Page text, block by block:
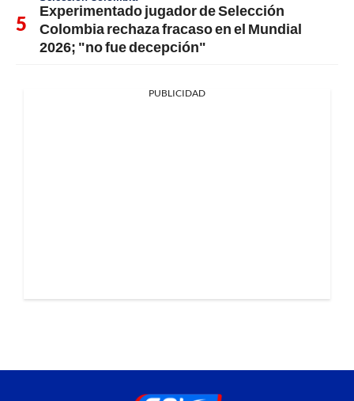
Experimentado jugador de Selección
Colombia rechaza fracaso en el Mundial
2026; "no fue decepción"
PUBLICIDAD